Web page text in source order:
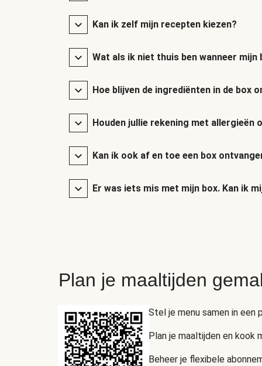
Kan ik zelf mijn recepten kiezen?
Wat als ik niet thuis ben wanneer
Hoe blijven de ingrediënten in de box
Houden jullie rekening met allergieën
Kan ik ook af en toe een box
Er was iets mis met mijn box. Kan ik
Plan je maaltijden
Stel je menu samen in een
Plan je maaltijden en kook
Beheer je flexibele